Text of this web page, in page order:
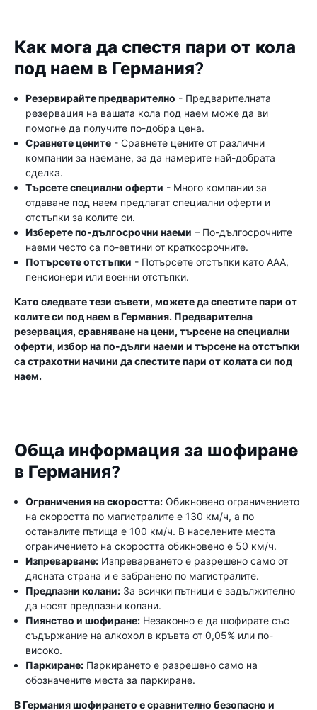
Как мога да спестя пари от кола
под наем в Германия?
Резервирайте предварително - Предварителната
резервация на вашата кола под наем може да ви
помогне да получите по-добра цена.
Сравнете цените - Сравнете цените от различни
компании за наемане, за да намерите най-добрата
сделка.
Търсете специални оферти - Много компании за
отдаване под наем предлагат специални оферти и
отстъпки за колите си.
Изберете по-дългосрочни наеми – По-дългосрочните
наеми често са по-евтини от краткосрочните.
Потърсете отстъпки - Потърсете отстъпки като AAA,
пенсионери или военни отстъпки.
Като следвате тези съвети, можете да спестите пари от
колите си под наем в Германия. Предварителна
резервация, сравняване на цени, търсене на специални
оферти, избор на по-дълги наеми и търсене на отстъпки
са страхотни начини да спестите пари от колата си под
наем.
Обща информация за шофиране
в Германия?
Ограничения на скоростта: Обикновено ограничението
на скоростта по магистралите е 130 км/ч, а по
останалите пътища е 100 км/ч. В населените места
ограничението на скоростта обикновено е 50 км/ч.
Изпреварване: Изпреварването е разрешено само от
дясната страна и е забранено по магистралите.
Предпазни колани: За всички пътници е задължително
да носят предпазни колани.
Пиянство и шофиране: Незаконно е да шофирате със
съдържание на алкохол в кръвта от 0,05% или по-
високо.
Паркиране: Паркирането е разрешено само на
обозначените места за паркиране.
В Германия шофирането е сравнително безопасно и